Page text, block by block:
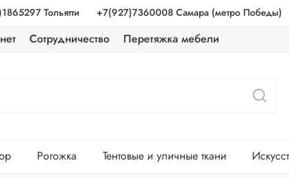
Тольятти +7(927)7360008 Самара (метро Победы)
Сотрудничество Перетяжка мебели
Рогожка Тентовые и уличные ткани